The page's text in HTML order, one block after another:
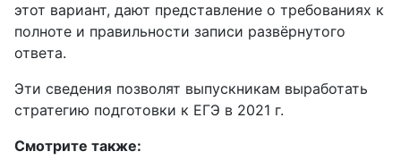
этот вариант, дают представление о требованиях к
полноте и правильности записи развёрнутого
ответа.
Эти сведения позволят выпускникам выработать
стратегию подготовки к ЕГЭ в 2021 г.
Смотрите также: